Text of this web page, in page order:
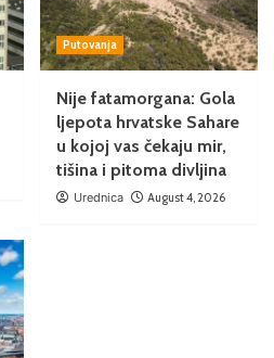
Putovanja
Nije fatamorgana: Gola
ljepota hrvatske Sahare
u kojoj vas čekaju mir,
tišina i pitoma divljina
Urednica August 4, 2026